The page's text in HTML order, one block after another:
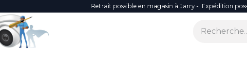
Retrait possible en magasin à Jarry - Expédition